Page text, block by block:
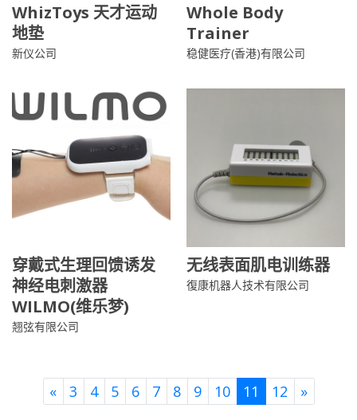
WhizToys 天才运动
地垫
新仪公司
Whole Body
Trainer
稳健医疗(香港)有限公司
穿戴式生理回馈诱发
神经电刺激器
WILMO(维乐梦)
翘弦有限公司
无线表面肌电训练器
復康机器人技术有限公司
«Previous
3 4 5 6 7 8 9 10 11 12 »Next